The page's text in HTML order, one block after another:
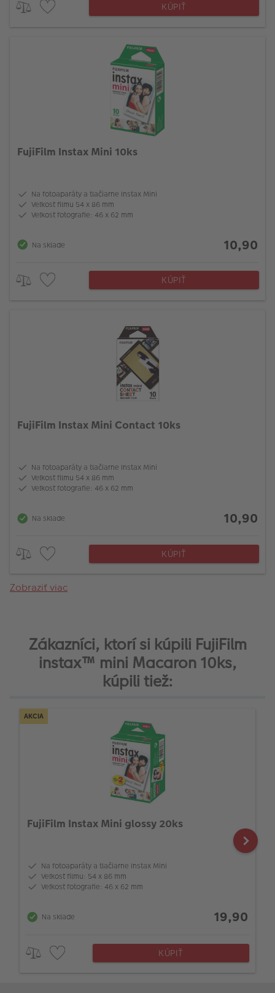
KÚPIŤ
FujiFilm Instax Mini 10ks
Na fotoaparáty a tlačiarne Instax Mini
Veľkosť filmu 54 x 86 mm
Veľkosť fotografie: 46 x 62 mm
Na sklade 10,90
KÚPIŤ
FujiFilm Instax Mini Contact 10ks
Na fotoaparáty a tlačiarne Instax Mini
Veľkosť filmu 54 x 86 mm
Veľkosť fotografie: 46 x 62 mm
Na sklade 10,90
KÚPIŤ
Zobraziť viac
Zákazníci, ktorí si kúpili FujiFilm
instax™ mini Macaron 10ks,
kúpili tiež:
AKCIA
FujiFilm Instax Mini glossy 20ks
Na fotoaparáty a tlačiarne Instax Mini
Veľkosť filmu: 54 x 86 mm
Veľkosť fotografie: 46 x 62 mm
Na sklade 19,90
KÚPIŤ